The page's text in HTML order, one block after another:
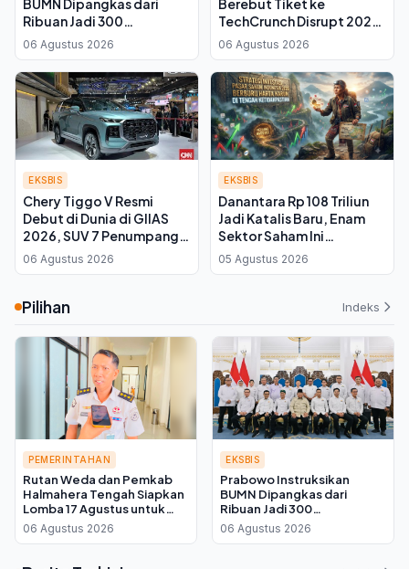
BUMN Dipangkas dari
Ribuan Jadi 300
Perusahaan, Kadin
Kalteng: Infrastruktur
Kembali ke Swasta
06 Agustus 2026
Berebut Tiket ke
TechCrunch Disrupt 2026
di Sydney
06 Agustus 2026
EKSBIS
Chery Tiggo V Resmi
Debut di Dunia di GIIAS
2026, SUV 7 Penumpang
yang Bisa Disulap Jadi
Pikap
06 Agustus 2026
EKSBIS
Danantara Rp 108 Triliun
Jadi Katalis Baru, Enam
Sektor Saham Ini
Diproyeksi Menguat di
2026
05 Agustus 2026
Pilihan Indeks
PEMERINTAHAN
Rutan Weda dan Pemkab
Halmahera Tengah Siapkan
Lomba 17 Agustus untuk
Warga Binaan, Ini Kata Plh
Kepala Rutan
06 Agustus 2026
EKSBIS
Prabowo Instruksikan
BUMN Dipangkas dari
Ribuan Jadi 300
Perusahaan, Kadin Kalteng:
Infrastruktur Kembali ke
06 Agustus 2026